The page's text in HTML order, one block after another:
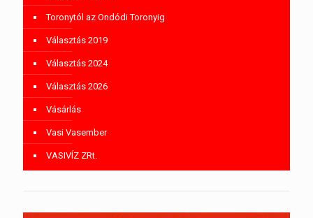
Toronytól az Ondódi Toronyig
Választás 2019
Választás 2024
Választás 2026
Vásárlás
Vasi Vasember
VASIVÍZ ZRt.